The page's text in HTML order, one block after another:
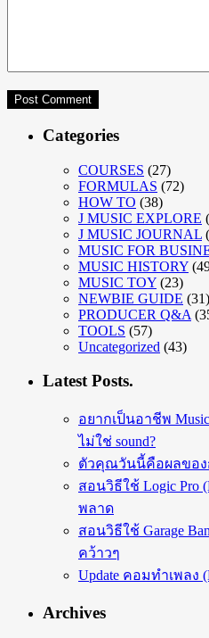
Categories
COURSES (27)
FORMULAS (72)
HOW TO (38)
J MUSIC EXPLORE
J MUSIC JOURNAL
MUSIC FOR
MUSIC HISTORY
MUSIC TOY (23)
NEWBIE GUIDE (31)
PRODUCER Q&A
TOOLS (57)
Uncategorized (43)
Latest Posts.
อยากเป็นอาชีพ
ไม่ใช่ sound?
ตัวคุณวันนี้คือผลของ
สอนวิธีใช้ Logic Pro
พลาด
สอนวิธีใช้ Garage
คว้าวๆ
Update คอมทำเพลง
Archives